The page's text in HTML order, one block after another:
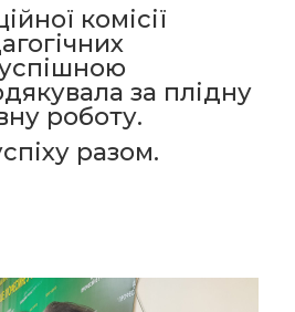
комісії
успішною
за плідну
роботу.
разом.